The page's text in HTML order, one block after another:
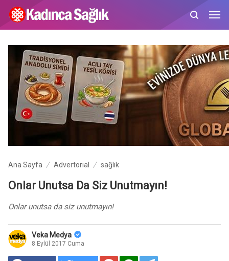
Ana Sayfa Advertorial sağlık
Onlar Unutsa Da Siz Unutmayın!
Onlar unutsa da siz unutmayın!
Veka Medya
8 Eylül 2017 Cuma